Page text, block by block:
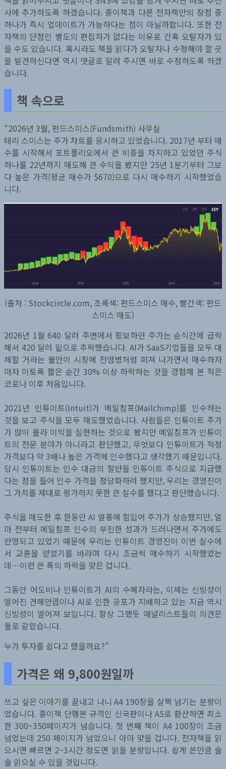
사에 추가하도록 하겠습니다. 종이책과 다른 전자책만의 장점 중
하나가 즉시 업데이트가 가능하다는 점이 아닐까합니다. 또한 전
자책의 단점인 별도의 편집자가 없다는 이유로 간혹 오탈자가 있
을 수도 있습니다. 혹시라도 책을 읽다가 오탈자나 수정해야 할 곳
을 발견하신다면 역시 댓글로 알려 주시면 바로 수정하도록 하겠
습니다.
책 속으로
“2026년 3월, 펀드스미스(Fundsmith) 사무실
테리 스미스는 주가 차트를 응시하고 있었습니다. 2017년 부터 매
수를 시작해서 포트폴리오에서 큰 비중을 차지하고 있었던 주식
하나를 22년까지 매도해 큰 수익을 봤지만 25년 1분기부터 그보
다 높은 가격(평균 매수가 $670)으로 다시 매수하기 시작했었습
니다.
(출처 : Stockcircle.com, 초록색: 펀드스미스 매수, 빨간색: 펀드
스미스 매도)
2026년 1월 640 달러 주변에서 횡보하던 주가는 순식간에 급락
해서 420 달러 밑으로 추락했습니다. AI가 SaaS기업들을 모두 대
체할 거라는 불안이 시장에 전염병처럼 퍼져 나가면서 매수하자
마자 이토록 짧은 순간 30% 이상 하락하는 것을 경험해 본 적은
코로나 이후 처음입니다.
2021년 인튜이트(Intuit)가 메일침프(Mailchimp)를 인수하는
것을 보고 주식을 모두 매도했었습니다. 사람들은 인튜이트 주가
가 많이 올라 이익을 실현하는 것으로 봤지만 메일침프가 인튜이
트의 전문 분야가 아니라고 판단했고, 무엇보다 인튜이트가 적정
가격보다 약 3배나 높은 가격에 인수했다고 생각했기 때문입니다.
당시 인튜이트는 인수 대금의 절반을 인튜이트 주식으로 지급했
다는 점을 들어 인수 가격을 정당화하려 했지만, 우리는 경영진이
그 가치를 제대로 평가하지 못한 큰 실수를 했다고 판단했습니다.
주식을 매도한 후 한동안 AI 열풍에 힘입어 주가가 상승했지만, 얼
마 전부터 메일침프 인수의 부진한 성과가 드러나면서 주가에도
반영되고 있었기 때문에 우리는 인튜이트 경영진이 이번 실수에
서 교훈을 얻었기를 바라며 다시 조금씩 매수하기 시작했었는
데…이런 큰 폭의 하락을 맞은 겁니다.
그동안 어도비나 인튜이트가 AI의 수혜자라는, 이제는 신빙성이
떨어진 견해만큼이나 AI로 인한 공포가 지배하고 있는 지금 역시
신빙성이 떨어져 보입니다. 항상 그랬듯 애널리스트들의 의견은
둘로 갈렸습니다.
누가 투자를 쉽다고 했을까요?”
가격은 왜 9,800원일까
쓰고 싶은 이야기를 끝내고 나니 A4 190장을 살짝 넘기는 분량이
었습니다. 종이책 단행본 규격인 신국판이나 A5로 환산하면 최소
한 300~350페이지가 넘습니다. 첫 번째 책이 A4 100장이 조금
넘었는데 250 페이지가 넘었으니 아마 맞을 겁니다. 전자책을 읽
으시면 빠르면 2~3시간 정도면 읽을 분량입니다. 쉽게 쓴만큼 술
술 읽으실 수 있을 것입니다.